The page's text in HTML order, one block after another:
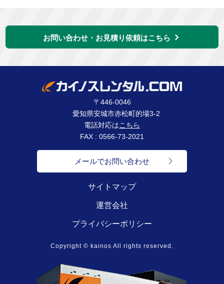
お問い合わせ・お見積り依頼はこちら
〒446-0046
愛知県安城市赤松町的場3-2
電話対応はこちら
FAX : 0566-73-2021
メールでお問い合わせ
サイトマップ
運営会社
プライバシーポリシー
Copyright © kainos All rights reserved.